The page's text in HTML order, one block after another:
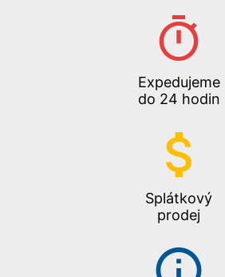
Expedujeme
do 24 hodin
Splátkový
prodej